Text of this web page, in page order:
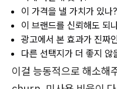
이 가격을 낼 가치가 있나?
이 브랜드를 신뢰해도 되
광고에서 본 효과가 진짜
다른 선택지가 더 좋지 않
이걸 능동적으로 해소해